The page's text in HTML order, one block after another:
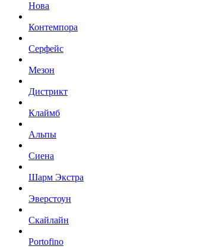
Нова
Контемпора
Серфейс
Мезон
Дистрикт
Клаймб
Альпы
Сиена
Шарм Экстра
Эверстоун
Скайлайн
Portofino